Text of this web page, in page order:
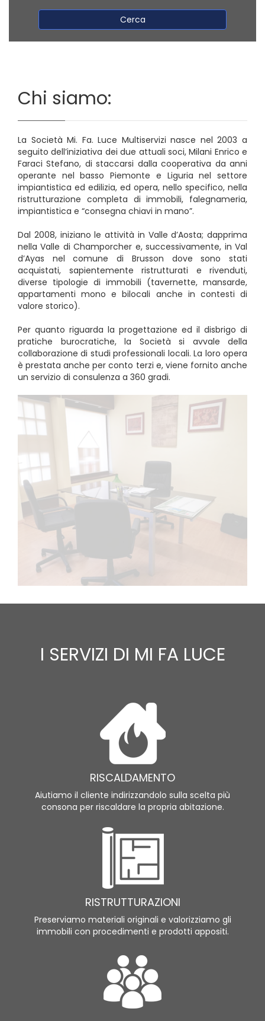
Cerca
Chi siamo:
La Società Mi. Fa. Luce Multiservizi nasce nel 2003 a
seguito dell’iniziativa dei due attuali soci, Milani Enrico e
Faraci Stefano, di staccarsi dalla cooperativa da anni
operante nel basso Piemonte e Liguria nel settore
impiantistica ed edilizia, ed opera, nello specifico, nella
ristrutturazione completa di immobili, falegnameria,
impiantistica e “consegna chiavi in mano”.
Dal 2008, iniziano le attività in Valle d’Aosta; dapprima
nella Valle di Champorcher e, successivamente, in Val
d’Ayas nel comune di Brusson dove sono stati
acquistati, sapientemente ristrutturati e rivenduti,
diverse tipologie di immobili (tavernette, mansarde,
appartamenti mono e bilocali anche in contesti di
valore storico).
Per quanto riguarda la progettazione ed il disbrigo di
pratiche burocratiche, la Società si avvale della
collaborazione di studi professionali locali. La loro opera
è prestata anche per conto terzi e, viene fornito anche
un servizio di consulenza a 360 gradi.
I SERVIZI DI MI FA LUCE
RISCALDAMENTO
Aiutiamo il cliente indirizzandolo sulla scelta più
consona per riscaldare la propria abitazione.
RISTRUTTURAZIONI
Preserviamo materiali originali e valorizziamo gli
immobili con procedimenti e prodotti appositi.